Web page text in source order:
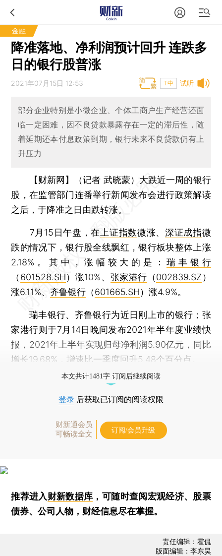
金融
降准落地、净利润预计回升 连跌多
日的银行股普涨
试听
2021年07月15日 12:53 T中
部分企业特别是小微企业、个体工商户生产经营还面
临一定困难，因不良贷款暴露存在一定的滞后性，随
着延期还本付息政策到期，银行未来不良贷款仍有上
升压力
【财新网】（记者 武晓蒙） 大跌近一周的银行
股，在监管部门连番举行新闻发布会进行政策解读
之后，于降准之日由跌转涨。
7月15日午盘，在 上证指数微涨、 深证成指微
跌的情况下，银行股全线飘红，银行板块整体上涨
2.18%。其中，涨幅较大的是：瑞丰银行
（ 601528.SH）涨10%、 张家港行 （002839.SZ ）
涨6.11%、齐鲁银行 （601665.SH）涨4.9%。
瑞丰银行、齐鲁银行为近日刚上市的银行；张
家港行则于7月14日晚间发布2021年半年度业绩快
报，2021年上半年实现归母净利润5.90亿元，同比
增长19.68%，增速比一季度回升5.48个百分点。
本文共计1481字 订阅后继续阅读
登录 后获取已订阅的阅读权限
财新通会员
可畅读全文
订阅/会员升级
推荐进入财新数据库 ，可随时查阅宏观经济、股票
债券、公司人物，财经信息尽在掌握。
责任编辑：霍侃
版面编辑：李东昊